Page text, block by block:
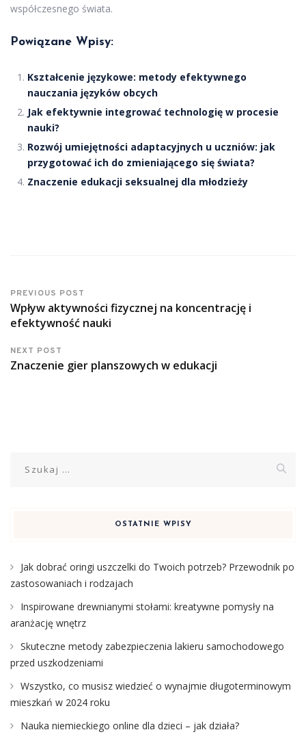
współczesnego świata.
Powiązane Wpisy:
Kształcenie językowe: metody efektywnego
nauczania języków obcych
Jak efektywnie integrować technologię w procesie
nauki?
Rozwój umiejętności adaptacyjnych u uczniów: jak
przygotować ich do zmieniającego się świata?
Znaczenie edukacji seksualnej dla młodzieży
PREVIOUS POST
Wpływ aktywności fizycznej na koncentrację i
efektywność nauki
NEXT POST
Znaczenie gier planszowych w edukacji
OSTATNIE WPISY
Jak dobrać oringi uszczelki do Twoich potrzeb? Przewodnik po
zastosowaniach i rodzajach
Inspirowane drewnianymi stołami: kreatywne pomysły na
aranżację wnętrz
Skuteczne metody zabezpieczenia lakieru samochodowego
przed uszkodzeniami
Wszystko, co musisz wiedzieć o wynajmie długoterminowym
mieszkań w 2024 roku
Nauka niemieckiego online dla dzieci – jak działa?